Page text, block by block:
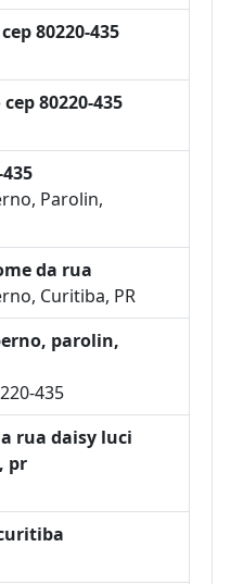
80220-435
80220-435
Parolin,
da rua
Curitiba, PR
parolin,
435
rua daisy luci
pr